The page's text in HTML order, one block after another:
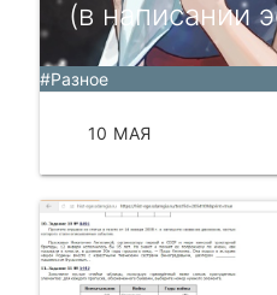
(в написании
#Разное
10 МАЯ